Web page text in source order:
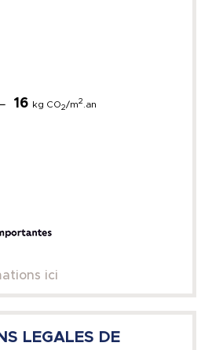
16 kg CO2/m2 .an
ici
LEGALES DE